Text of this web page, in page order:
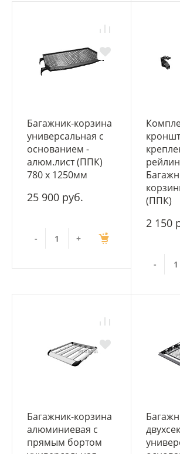
Багажник-корзина
универсальная с
основанием -
алюм.лист (ППК)
780 х 1250мм
25 900 руб.
- +
(ППК)
2 150
-
Багажник-корзина
алюминиевая с
прямым бортом